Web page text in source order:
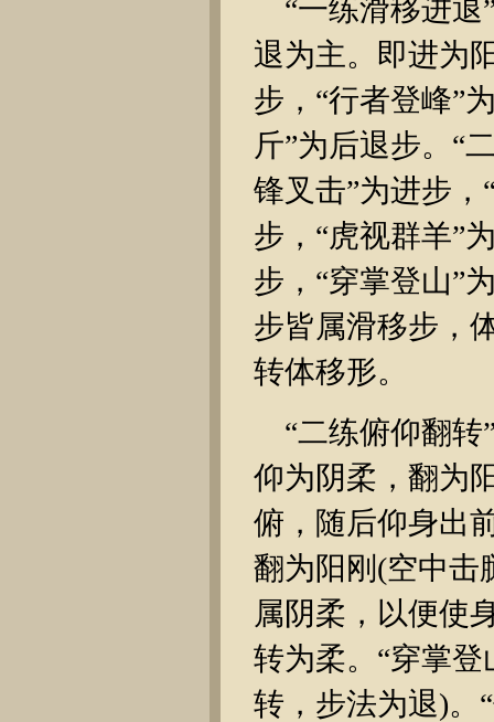
“一练滑移进
退为主。即进为
步，“行者登峰”
斤”为后退步。“
锋叉击”为进步，
步，“虎视群羊”
步，“穿掌登山”
步皆属滑移步，
转体移形。
“二练俯仰翻
仰为阴柔，翻为
俯，随后仰身出
翻为阳刚(空中击
属阴柔，以便使
转为柔。“穿掌登
转，步法为退)。